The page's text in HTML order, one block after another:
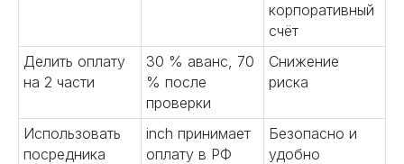
корпоративный
счёт
Делить оплату
на 2 части
30 % аванс, 70
% после
проверки
Снижение
риска
Использовать
посредника
inch принимает
оплату в РФ
Безопасно и
удобно